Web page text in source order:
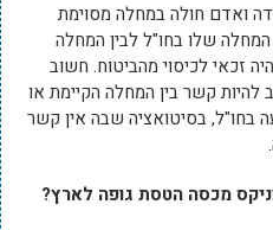
ואדם חולה במחלה מסוימת
המחלה שלו בחו"ל לבין המחלה
זכאי לכיסוי מהביטוח. חשוב
להיות קשר בין המחלה הקיימת או
בחו"ל, בסיטואציה שבה אין קשר
מכסה הטסת גופה לארץ?